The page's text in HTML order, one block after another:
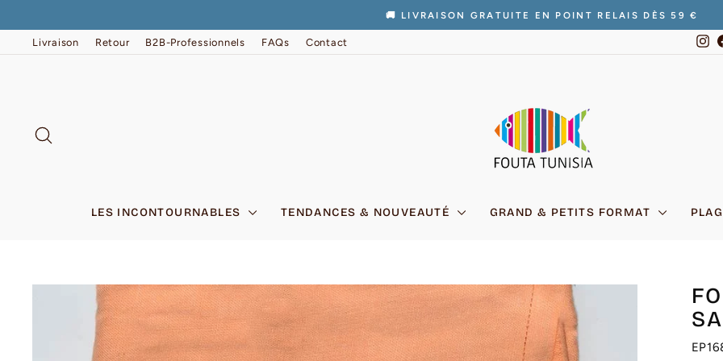
contenu
Diaporama
🚚 LIVRAISON GRATUITE EN POINT RELAIS DÈS 59 €
Livraison Retour B2B-Professionnels FAQs Contact
LES INCONTOURNABLES TENDANCES & NOUVEAUTÉ GRAND & PETITS FORMAT